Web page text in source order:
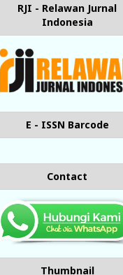
RJI - Relawan Jurnal
Indonesia
E - ISSN Barcode
Contact
Thumbnail